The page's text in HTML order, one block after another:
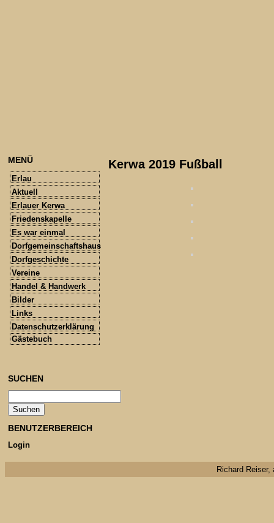
Kerwa 2019 Fußball
MENÜ
Erlau
Aktuell
Erlauer Kerwa
Friedenskapelle
Es war einmal
Dorfgemeinschaftshaus
Dorfgeschichte
Vereine
Handel & Handwerk
Bilder
Links
Datenschutzerklärung
Gästebuch
SUCHEN
BENUTZERBEREICH
Login
Richard